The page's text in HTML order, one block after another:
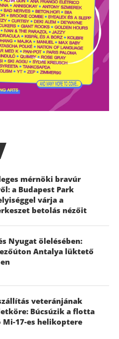
mérnöki bravúr
a Budapest Park
várja a
betolás nézőit
Nyugat ölelésében:
Antalya lüktető
veteránjának
Búcsúzik a flotta
Mi-17-es helikoptere